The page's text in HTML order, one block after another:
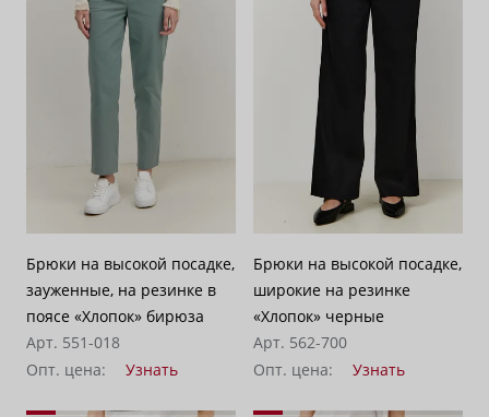
Брюки на высокой посадке,
зауженные, на резинке в
поясе «Хлопок» бирюза
Арт. 551-018
Опт. цена:
Узнать
Брюки на высокой посадке,
широкие на резинке
«Хлопок» черные
Арт. 562-700
Опт. цена:
Узнать